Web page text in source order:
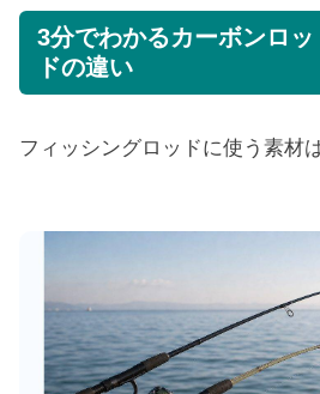
3分でわかるカーボンロ
ドの違い
フィッシングロッドに使う素材